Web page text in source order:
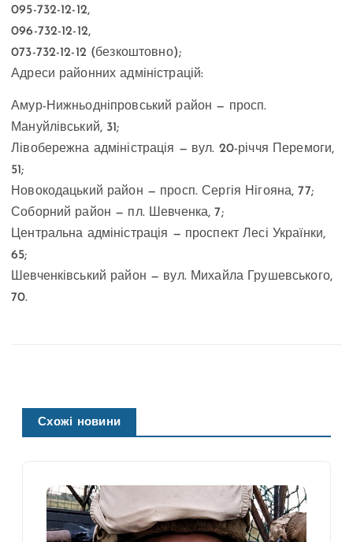
095-732-12-12,
096-732-12-12,
073-732-12-12 (безкоштовно);
Адреси районних адміністрацій:
Амур-Нижньодніпровський район — просп.
Мануйлівський, 31;
Лівобережна адміністрація — вул. 20-річчя Перемоги,
51;
Новокодацький район — просп. Сергія Нігояна, 77;
Соборний район — пл. Шевченка, 7;
Центральна адміністрація — проспект Лесі Українки,
65;
Шевченківський район — вул. Михайла Грушевського,
70.
Схожі новини